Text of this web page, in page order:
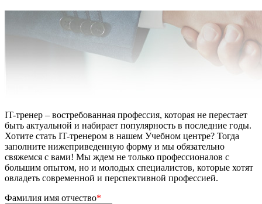
IT-тренер – востребованная профессия, которая не перестает
быть актуальной и набирает популярность в последние годы.
Хотите стать IT-тренером в нашем Учебном центре? Тогда
заполните нижеприведенную форму и мы обязательно
свяжемся с вами! Мы ждем не только профессионалов с
большим опытом, но и молодых специалистов, которые хотят
овладеть современной и перспективной профессией.
Фамилия имя отчество*